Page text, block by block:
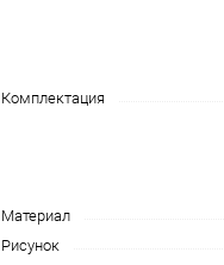
Комплектация
Материал
Рисунок